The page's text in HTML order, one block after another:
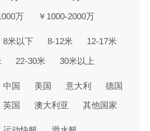
万 ￥1000-2000万
8米以下 8-12米 12-17米
22-30米 30米以上
中国 美国 意大利 德国
英国 澳大利亚 其他国家